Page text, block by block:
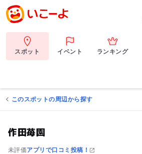
スポット イベント ランキング
このスポットの周辺から探す
作田苺園
未評価アプリで口コミ投稿！